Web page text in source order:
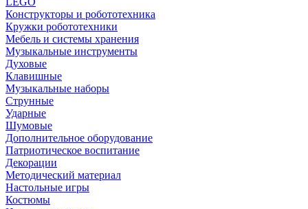
Конструкторы и робототехника
Кружки робототехники
Мебель и системы хранения
Музыкальные инструменты
Духовые
Клавишные
Музыкальные наборы
Струнные
Ударные
Шумовые
Дополнительное оборудование
Патриотическое воспитание
Декорации
Методический материал
Настольные игры
Костюмы